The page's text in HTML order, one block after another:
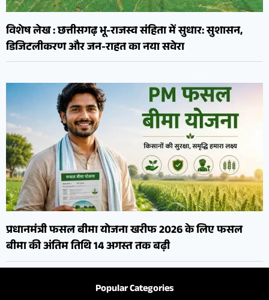
विशेष लेख : छत्तीसगढ़ भू-राजस्व संहिता में सुधार: सुशासन,
डिजिटलीकरण और जन-राहत का नया सवेरा
प्रधानमंत्री फसल बीमा योजना खरीफ 2026 के लिए फसल
बीमा की अंतिम तिथि 14 अगस्त तक बढ़ी
Popular Categories